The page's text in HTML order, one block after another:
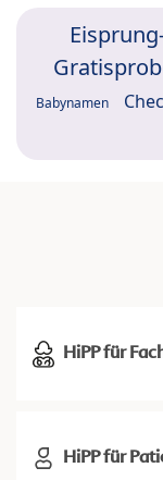
Babynamen
HiPP für
HiPP für